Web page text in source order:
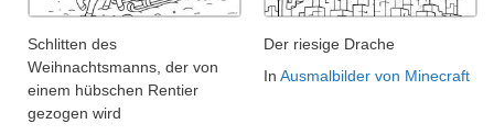
Schlitten des
Weihnachtsmanns, der von
einem hübschen Rentier
gezogen wird
Der riesige Drache
In Ausmalbilder von Minecraft